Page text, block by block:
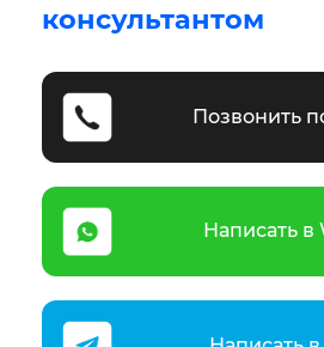
консультантом
Позвонить
Написать